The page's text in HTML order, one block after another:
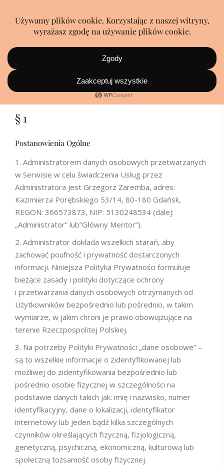
Polityka Prywatności
§ 1
Postanowienia Ogólne
Administratorem danych osobowych przetwarzanych
w Serwisie w celu świadczenia Usług przez
Administratora jest Grzegorz Zaremba, adres:
Kazimierza Porębskiego 53/14, 80-180 Gdańsk,
REGON: 366573873, NIP: 5130248534 (dalej:
„Administrator” lub”Główny Mentor”).
Administrator dokłada wszelkich starań, aby
zachować poufność i prywatność dostarczonych
informacji. Niniejsza Polityka Prywatności formułuje
bieżące zasady i polityki dotyczące ochrony
i przetwarzania danych osobowych otrzymanych od
Użytkowników bezpośrednio lub pośrednio, w takim
wymiarze, w jakim chroni je prawo obowiązujące na
terenie Rzeczpospolitej Polskiej.
Na potrzeby Polityki Prywatności „dane osobowe” –
są to wszelkie informacje o zidentyfikowanej lub
możliwej do zidentyfikowania bezpośrednio lub
pośrednio osobie fizycznej w szczególności na
podstawie danych takich jak: imię i nazwisko, numer
identyfikacyjny, dane o lokalizacji, identyfikator
internetowy lub jeden bądź kilka szczególnych
czynników określających fizyczną, fizjologiczną,
genetyczną, psychiczną, ekonomiczną, kulturową lub
społeczną tożsamość osoby fizycznej.